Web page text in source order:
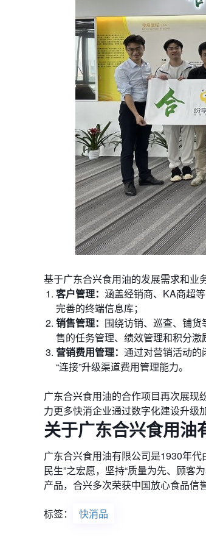
基于广东合兴食用油的发展需求和业
客户管理： 涵盖经销商、KA商超
完善的终端信息库；
销售管理： 围绕访销、巡查、铺货
售的任务管理、绩效管理和积分激
营销费用管理： 通过对营销活动的
“连接”升级渠道费用管理能力。
广东合兴食用油的合作项目再次展现
力更多快消企业通过数字化建设升级
关于广东合兴食用油
广东合兴食用油有限公司是1930年
民生”之宏愿，坚持“质量为先、顾客
产品，合兴多次荣获中国放心食品信
标签： 快消品